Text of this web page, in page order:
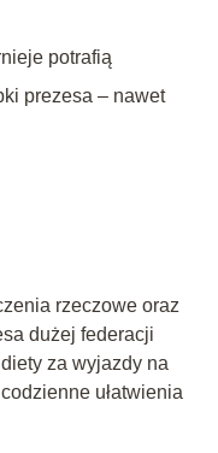
potrafią
prezesa – nawet
rzeczowe oraz
dużej federacji
za wyjazdy na
ułatwienia